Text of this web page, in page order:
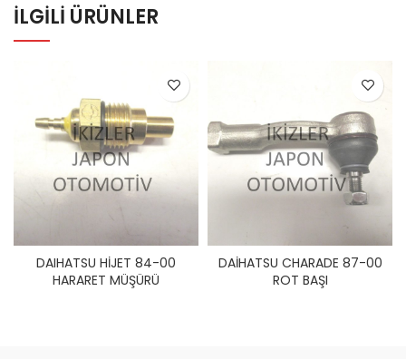
İLGILI ÜRÜNLER
DAIHATSU HİJET 84-00
HARARET MÜŞÜRÜ
DAİHATSU CHARADE 87-00
ROT BAŞI